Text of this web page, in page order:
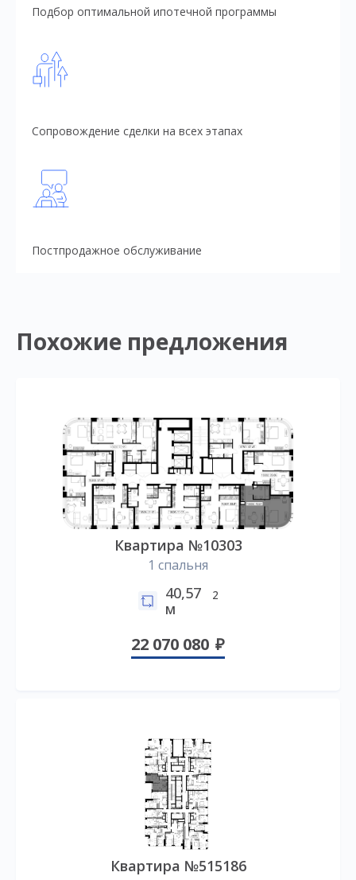
Подбор оптимальной ипотечной программы
Сопровождение сделки на всех этапах
Постпродажное обслуживание
Похожие предложения
Квартира №10303
1 спальня
40,57
м
2
22 070 080
Квартира №515186